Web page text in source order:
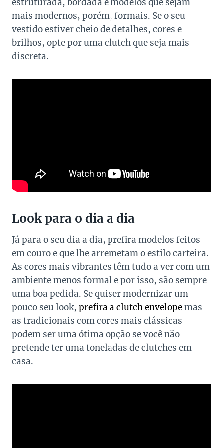
estruturada, bordada e modelos que sejam
mais modernos, porém, formais. Se o seu
vestido estiver cheio de detalhes, cores e
brilhos, opte por uma clutch que seja mais
discreta.
Look para o dia a dia
Já para o seu dia a dia, prefira modelos feitos
em couro e que lhe arremetam o estilo carteira.
As cores mais vibrantes têm tudo a ver com um
ambiente menos formal e por isso, são sempre
uma boa pedida. Se quiser modernizar um
pouco seu look, prefira a clutch envelopemas
as tradicionais com cores mais clássicas
podem ser uma ótima opção se você não
pretende ter uma toneladas de clutches em
casa.